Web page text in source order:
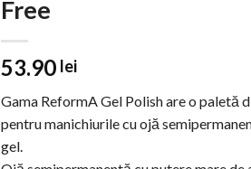
Free
53.90 lei
Gama ReformA Gel Polish are o paletă
pentru manichiurile cu ojă
gel.